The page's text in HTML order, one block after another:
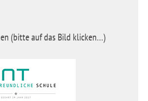
(bitte auf das Bild klicken…)